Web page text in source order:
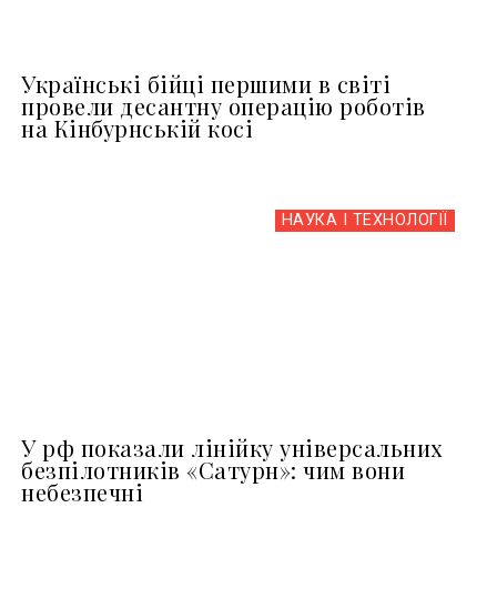
Українські бійці першими в світі
провели десантну операцію роботів
на Кінбурнській косі
НАУКА І ТЕХНОЛОГІЇ
У рф показали лінійку універсальних
безпілотників «Сатурн»: чим вони
небезпечні